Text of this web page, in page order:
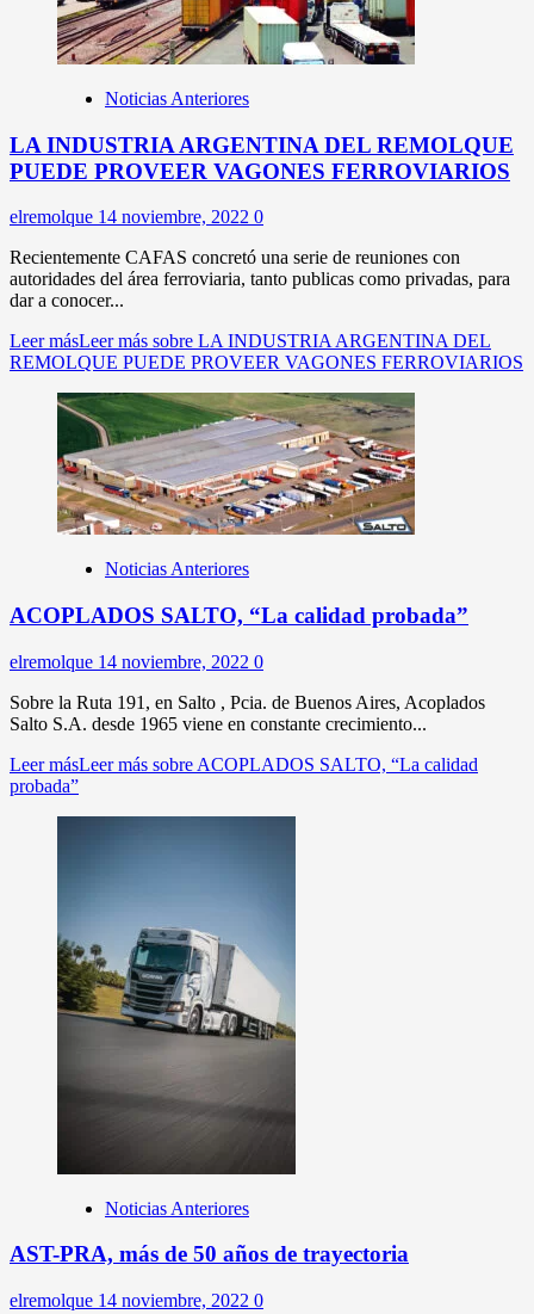
Noticias Anteriores
LA INDUSTRIA ARGENTINA DEL REMOLQUE
PUEDE PROVEER VAGONES FERROVIARIOS
elremolque 14 noviembre, 2022 0
Recientemente CAFAS concretó una serie de reuniones con
autoridades del área ferroviaria, tanto publicas como privadas, para
dar a conocer...
Leer másLeer más sobre LA INDUSTRIA ARGENTINA DEL
REMOLQUE PUEDE PROVEER VAGONES FERROVIARIOS
Noticias Anteriores
ACOPLADOS SALTO, “La calidad probada”
elremolque 14 noviembre, 2022 0
Sobre la Ruta 191, en Salto , Pcia. de Buenos Aires, Acoplados
Salto S.A. desde 1965 viene en constante crecimiento...
Leer másLeer más sobre ACOPLADOS SALTO, “La calidad
probada”
Noticias Anteriores
AST-PRA, más de 50 años de trayectoria
elremolque 14 noviembre, 2022 0